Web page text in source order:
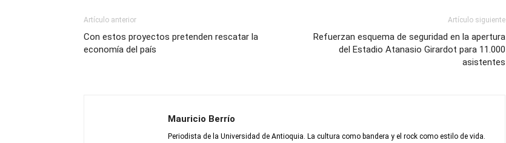
Artículo anterior
Con estos proyectos pretenden rescatar la
economía del país
Artículo siguiente
Refuerzan esquema de seguridad en la apertura
del Estadio Atanasio Girardot para 11.000
asistentes
Mauricio Berrío
Periodista de la Universidad de Antioquia. La cultura como bandera y el rock como estilo de vida.